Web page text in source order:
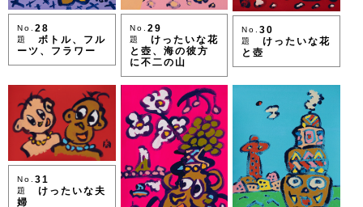
No. 28
題
ボトル、フル
ーツ、フラワー
No. 29
題
けったいな花
と壺、海の彼方
に不二の山
No.30
題
けったいな花
と壺
No. 31
題
けったいな夫
婦